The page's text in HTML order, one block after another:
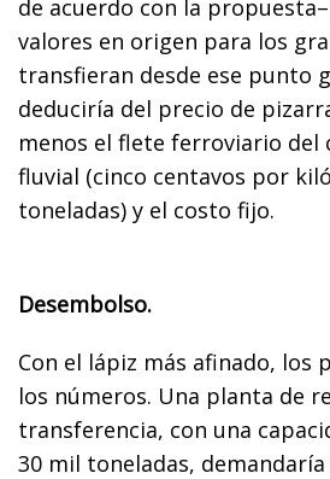
de acuerdo con la
valores en origen para los
transfieran desde ese punto
deduciría del precio de
menos el flete ferroviario
fluvial (cinco centavos por
toneladas) y el costo fijo.
Desembolso.
Con el lápiz más afinado, los
los números. Una planta de
transferencia, con una
30 mil toneladas,